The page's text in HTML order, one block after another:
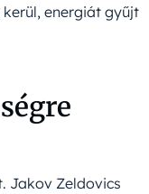
energiát gyűjt
Jakov Zeldovics